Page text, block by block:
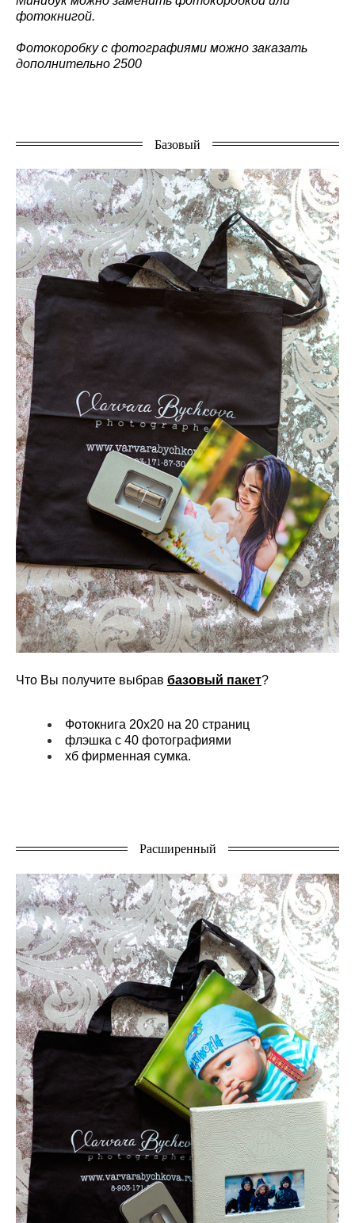
фотокнигой.
Фотокоробку с фотографиями можно заказать
дополнительно 2500
Базовый
Что Вы получите выбрав базовый пакет?
Фотокнига 20х20 на 20 страниц
флэшка с 40 фотографиями
хб фирменная сумка.
Расширенный